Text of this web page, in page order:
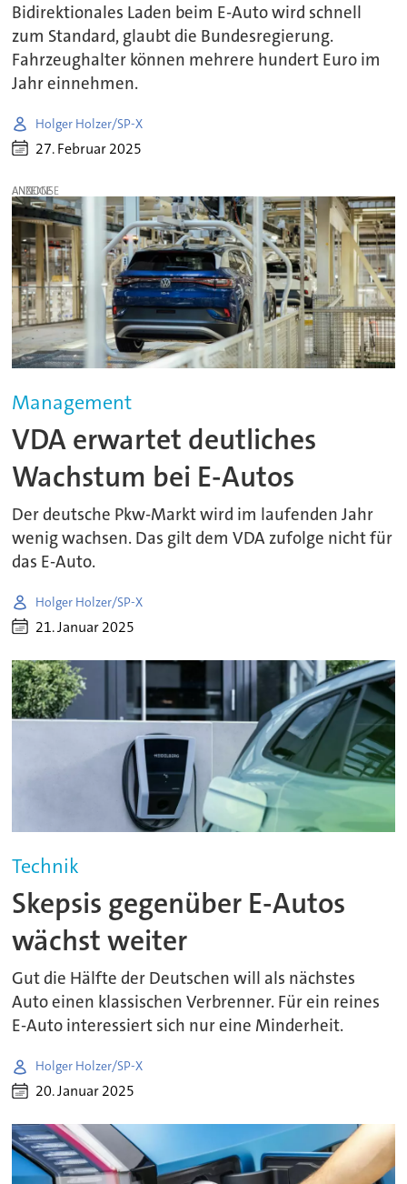
Bidirektionales Laden beim E-Auto wird schnell
zum Standard, glaubt die Bundesregierung.
Fahrzeughalter können mehrere hundert Euro im
Jahr einnehmen.
Holger Holzer/SP-X
27. Februar 2025
ANZEIGE
Management
VDA erwartet deutliches
Wachstum bei E-Autos
Der deutsche Pkw-Markt wird im laufenden Jahr
wenig wachsen. Das gilt dem VDA zufolge nicht für
das E-Auto.
Holger Holzer/SP-X
21. Januar 2025
Technik
Skepsis gegenüber E-Autos
wächst weiter
Gut die Hälfte der Deutschen will als nächstes
Auto einen klassischen Verbrenner. Für ein reines
E-Auto interessiert sich nur eine Minderheit.
Holger Holzer/SP-X
20. Januar 2025